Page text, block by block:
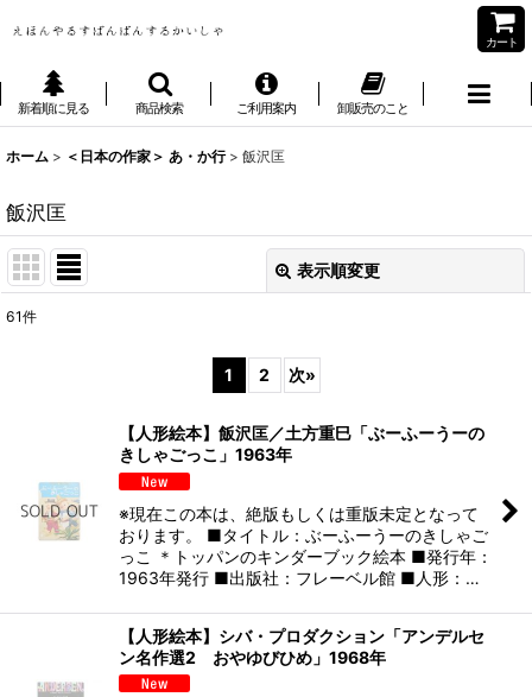
カート
新着順に見る 商品検索 ご利用案内 卸販売のこと
ホーム > ＜日本の作家＞ あ・か行 > 飯沢匡
飯沢匡
表示順変更
絞り込む
61件
1 2 次»
【人形絵本】飯沢匡／土方重巳「ぶーふーうーの
きしゃごっこ」1963年
※現在この本は、絶版もしくは重版未定となって
おります。 ■タイトル：ぶーふーうーのきしゃご
っこ ＊トッパンのキンダーブック絵本 ■発行年：
1963年発行 ■出版社：フレーベル館 ■人形：…
【人形絵本】シバ・プロダクション「アンデルセ
ン名作選2 おやゆびひめ」1968年